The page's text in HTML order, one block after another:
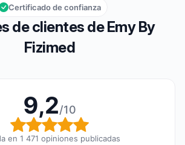
de clientes de Emy By
Fizimed
Certificado de confianza
9,2/10
Calificación global: 9,2
en 1 471 opiniones publicadas